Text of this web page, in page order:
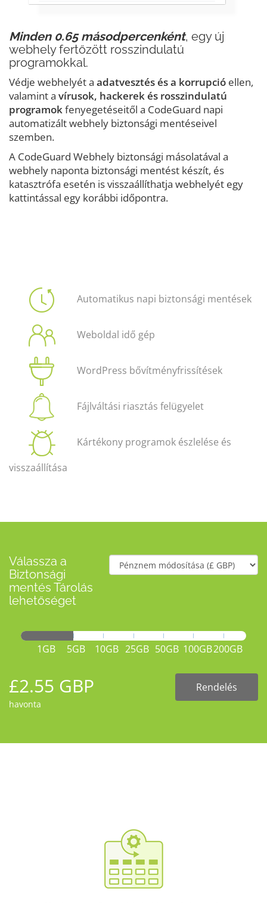
Minden 0.65 másodpercenként, egy új
webhely fertőzött rosszindulatú
programokkal.
Védje webhelyét a adatvesztés és a korrupció ellen,
valamint a vírusok, hackerek és rosszindulatú
programokfenyegetéseitől a CodeGuard napi
automatizált webhely biztonsági mentéseivel
szemben.
A CodeGuard Webhely biztonsági másolatával a
webhely naponta biztonsági mentést készít, és
katasztrófa esetén is visszaállíthatja webhelyét egy
kattintással egy korábbi időpontra.
Automatikus napi biztonsági mentések
Weboldal idő gép
WordPress bővítményfrissítések
Fájlváltási riasztás felügyelet
Kártékony programok észlelése és
visszaállítása
Válassza a
Biztonsági
mentés Tárolás
lehetőséget
1GB 5GB 10GB 25GB 50GB 100GB200GB
£2.55 GBP
havonta
Rendelés